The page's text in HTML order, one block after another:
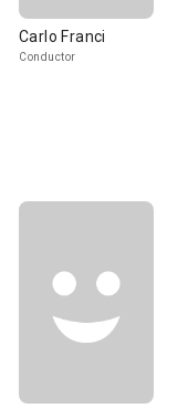
Carlo Franci
Conductor